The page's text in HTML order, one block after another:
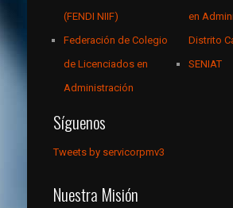
(FENDI NIIF)
Federación de Colegio
de Licenciados en
Administración
en
Distrito
SENIAT
Síguenos
Tweets by servicorpmv3
Nuestra Misión